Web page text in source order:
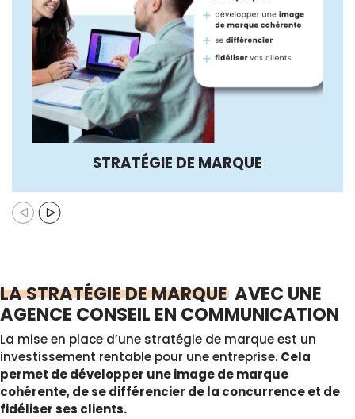
STRATÉGIE DE MARQUE
LA STRATÉGIE DE MARQUE AVEC UNE
AGENCE CONSEIL EN COMMUNICATION
La mise en place d’une stratégie de marque est un
investissement rentable pour une entreprise. Cela
permet de développer une image de marque
cohérente, de se différencier de la concurrence et de
fidéliser ses clients.